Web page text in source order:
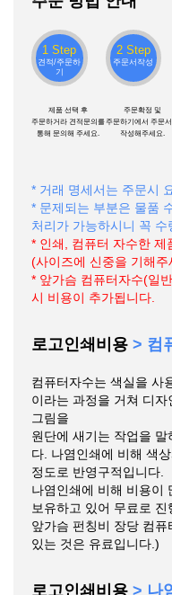
1 Step
견적/주문하
기
제품 선택 후
주문하거라 견적문의를
통해 문의해 주세요.
2 Step
주문서작성
주문확정 및
주문하기에서 주문
작성해주세요.
* 거래 명세서는 주문시
* 문제되는 부분은 물품
처리가 가능하시니 꼭 수
* 인쇄, 컴퓨터 자수한 제
(사이즈에 신중을 기해주
* 앞가슴 컴퓨터자수(일
시 비용이 추가됩니다.
로고인쇄비용 > 컴
컴퓨터자수는 색실을 사
이라는 과정을 거쳐 디
그림을
원단에 새기는 작업을
다. 나염인쇄에 비해 색
정도로 반영구적입니다.
나염인쇄에 비해 비용이
보유하고 있어 무료로 진
앞가슴 펀칭비 장당 컴
있는 것은 유료입니다.)
로고인쇄비용 > 나